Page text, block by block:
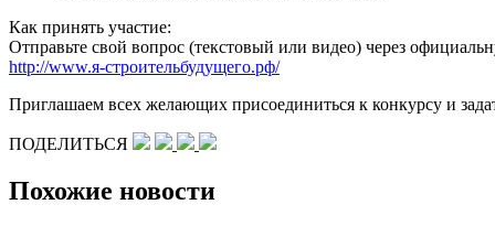
Как принять участие:
Отправьте свой вопрос (текстовый или видео) через
http://www.я-строительбудущего.рф/
Приглашаем всех желающих присоединиться к конкурсу и
ПОДЕЛИТЬСЯ
Похожие новости